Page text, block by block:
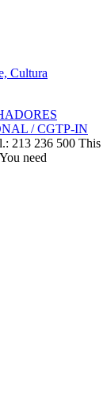
Cultura
/ CGTP-IN
213 236 500 This
need